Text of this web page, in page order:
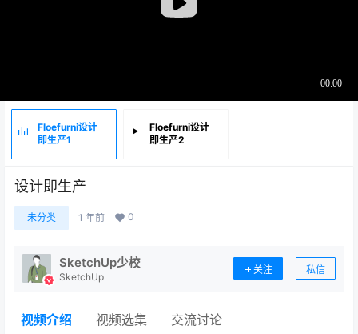
Floefurni设计
即生产1
Floefurni设计
即生产2
设计即生产
未分类 1 年前 0
SketchUp少校
SketchUp
关注 私信
视频介绍 视频选集 交流讨论